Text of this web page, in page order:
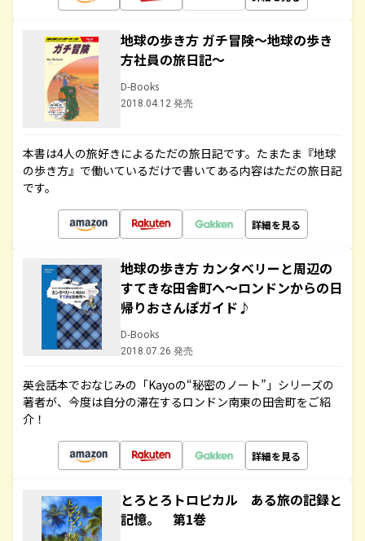
地球の歩き方 ガチ冒険～地球の歩き
方社員の旅日記～
D-Books
2018.04.12 発売
本書は4人の旅好きによるただの旅日記です。たまたま『地球
の歩き方』で働いているだけで書いてある内容はただの旅日記
です。
詳細を見る
地球の歩き方 カンタベリーと周辺の
すてきな田舎町へ～ロンドンからの日
帰りおさんぽガイド♪
D-Books
2018.07.26 発売
英会話本でおなじみの「Kayoの“秘密のノート”」シリーズの
著者が、今度は自分の滞在するロンドン南東の田舎町をご紹
介！
詳細を見る
とろとろトロピカル ある旅の記録と
記憶。 第1巻